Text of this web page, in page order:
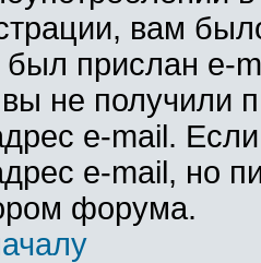
вам
прислан e-
не получили
e-mail.
e-mail, но
форума.